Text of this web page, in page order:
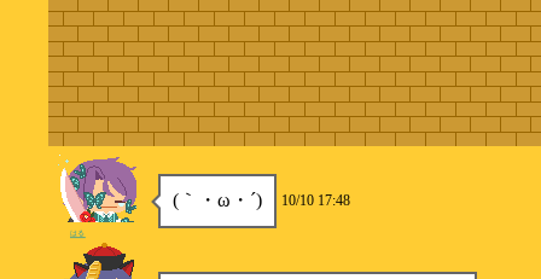
(｀・ω・´) 10/10 17:48
はる